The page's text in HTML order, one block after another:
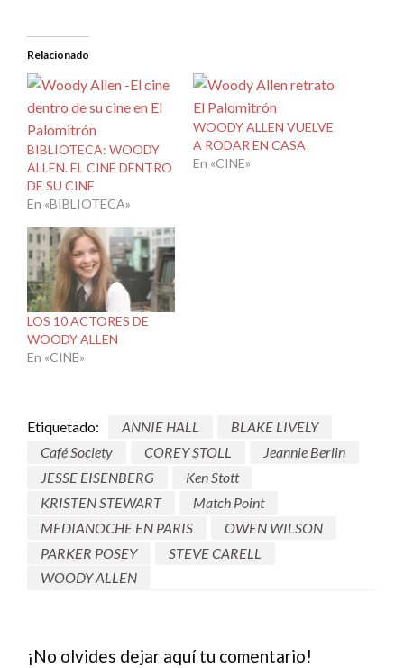
Relacionado
BIBLIOTECA: WOODY
ALLEN. EL CINE DENTRO
DE SU CINE
En «BIBLIOTECA»
WOODY ALLEN VUELVE
A RODAR EN CASA
En «CINE»
LOS 10 ACTORES DE
WOODY ALLEN
En «CINE»
Etiquetado: ANNIE HALL
BLAKE LIVELY
Café Society
COREY STOLL
Jeannie Berlin
JESSE EISENBERG
Ken Stott
KRISTEN STEWART
Match Point
MEDIANOCHE EN PARIS
OWEN WILSON
PARKER POSEY
STEVE CARELL
WOODY ALLEN
¡No olvides dejar aquí tu comentario!